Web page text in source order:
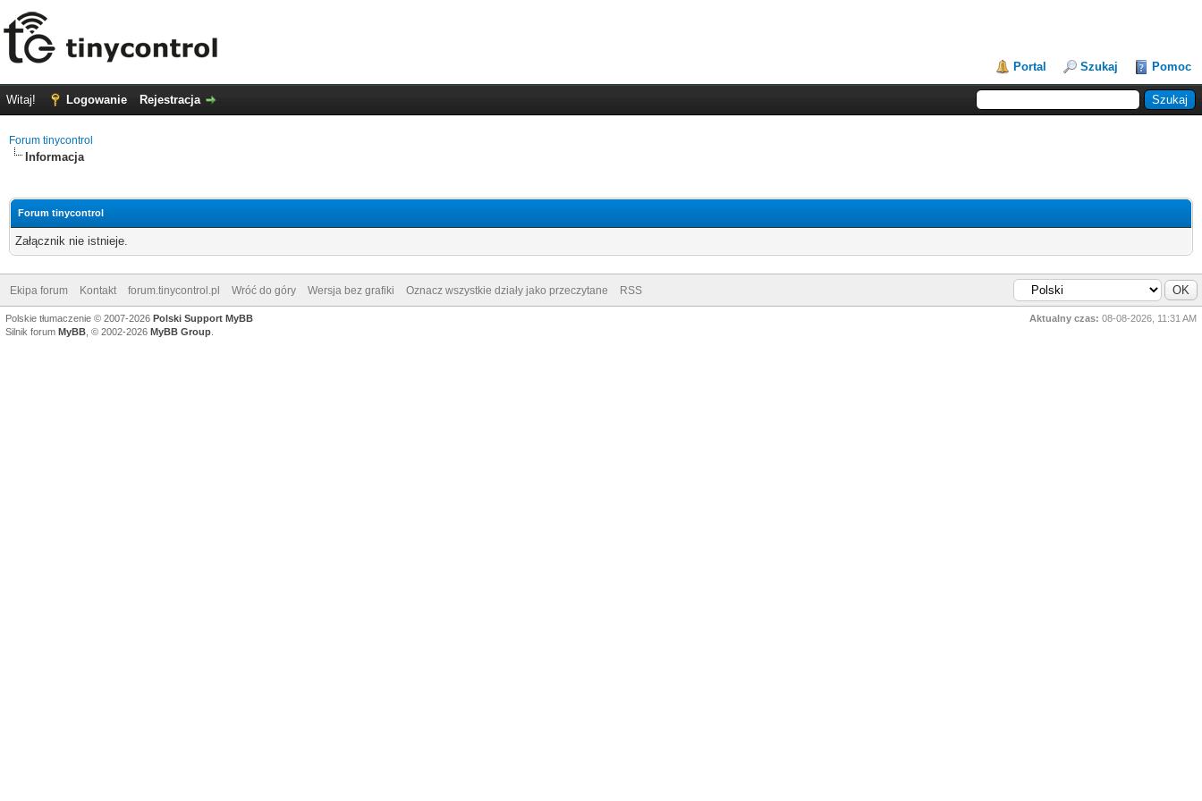
Portal Szukaj Pomoc
Witaj! Logowanie Rejestracja
Forum tinycontrol
Informacja
Forum tinycontrol
Załącznik nie istnieje.
Ekipa forum Kontakt forum.tinycontrol.pl Wróć do góry Wersja bez grafiki Oznacz wszystkie działy jako przeczytane RSS
Aktualny czas: 08-08-2026, 11:31 AM
Polskie tłumaczenie © 2007-2026 Polski Support MyBB
Silnik forum MyBB , © 2002-2026 MyBB Group